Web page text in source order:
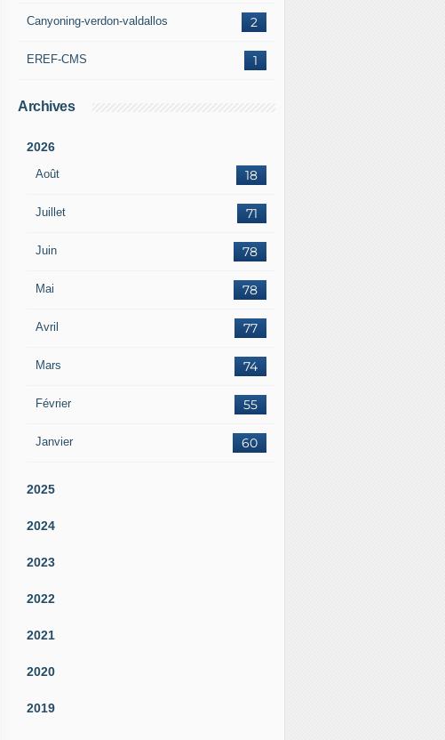
2
Canyoning-verdon-valdallos
1
EREF-CMS
Archives
2026
Août 18
Juillet 71
Juin 78
Mai 78
Avril 77
Mars 74
Février 55
Janvier 60
2025
2024
2023
2022
2021
2020
2019